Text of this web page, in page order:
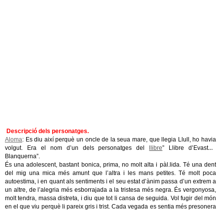
Descripció dels personatges.
Aloma: Es diu així perquè un oncle de la seua mare, que llegia Llull, ho havia
volgut. Era el nom d’un dels personatges del
llibre” Llibre d’Evast e
Blanquerna”.
És una adolescent, bastant bonica, prima, no molt alta i pàl.lida. Té una dent
del mig una mica més amunt que l’altra i les mans petites. Té molt poca
autoestima, i en quant als sentiments i el seu estat d’ànim passa d’un extrem a
un altre, de l’alegria més esborrajada a la tristesa més negra. És vergonyosa,
molt tendra, massa distreta, i diu que tot li cansa de seguida. Vol fugir del món
en el que viu perquè li pareix gris i trist. Cada vegada es sentia més presonera